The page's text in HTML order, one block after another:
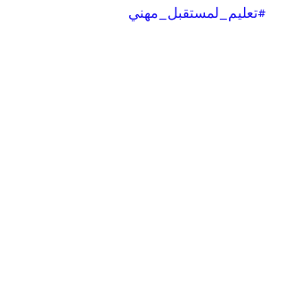
#تعليم_لمستقبل_مهني